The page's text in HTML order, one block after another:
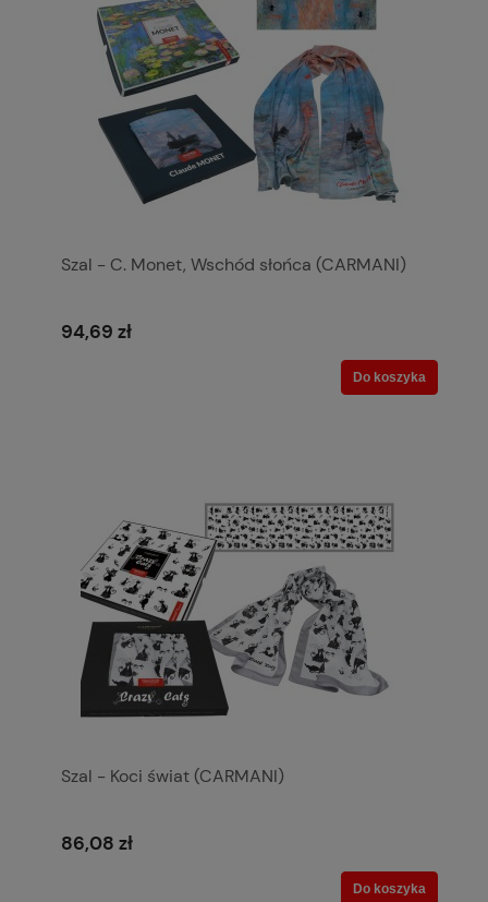
Szal - C. Monet, Wschód słońca (CARMANI)
94,69 zł
Do koszyka
Szal - Koci świat (CARMANI)
86,08 zł
Do koszyka